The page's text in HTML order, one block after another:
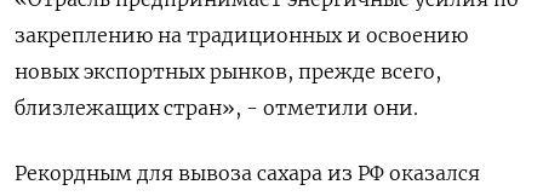
закреплению на традиционных и освоению
новых экспортных рынков, прежде всего,
близлежащих ⁠стран», - отметили они.
Рекордным для ​вывоза сахара из РФ ⁠оказался